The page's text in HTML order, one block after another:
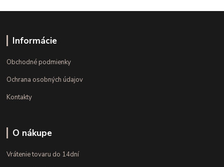
Informácie
Obchodné podmienky
Ochrana osobných údajov
Kontakty
O nákupe
Vrátenie tovaru do 14dní